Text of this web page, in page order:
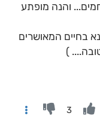
והנה מופתע
בחיים המאושרים
)
3